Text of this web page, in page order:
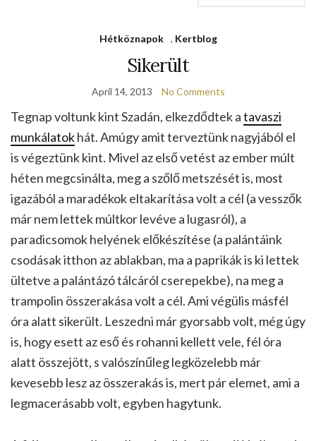
Hétköznapok , Kertblog
Sikerült
April 14, 2013 No Comments
Tegnap voltunk kint Szadán, elkezdődtek atavaszi
munkálatokhát. Amúgy amit terveztünk nagyjából el
is végeztünk kint. Mivel az első vetést az ember múlt
héten megcsinálta, meg a szőlő metszését is, most
igazából a maradékok eltakarítása volt a cél (a vesszők
már nem lettek múltkor levéve a lugasról), a
paradicsomok helyének előkészítése (a palántáink
csodásak itthon az ablakban, ma a paprikák is ki lettek
ültetve a palántázó tálcáról cserepekbe), na meg a
trampolin összerakása volt a cél. Ami végülis másfél
óra alatt sikerült. Leszedni már gyorsabb volt, még úgy
is, hogy esett az eső és rohanni kellett vele, fél óra
alatt összejött, s valószínűleg legközelebb már
kevesebb lesz az összerakás is, mert pár elemet, ami a
legmacerásabb volt, egyben hagytunk.